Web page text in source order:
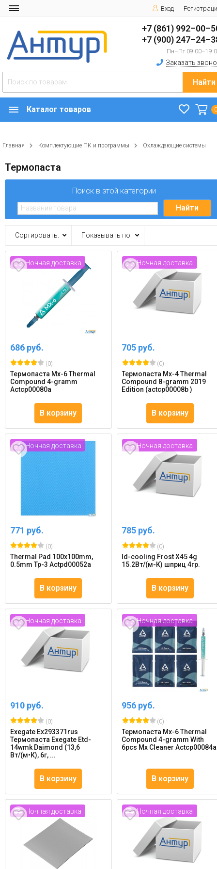
Вход
+7 (861)
+7 (900)
Пн–Пт
Заказать
Найти
Каталог товаров
Главная Комплектующие ПК и программы Охлаждающие системы
Термопаста
Поиск в этой категории
Сортировать: Показывать по:
Ночная доставка
686 руб.
(0)
Термопаста Mx-6 Thermal
Compound 4-gramm
Actcp00080a
В корзину
Ночная доставка
705 руб.
(0)
Термопаста Mx-4 Thermal
Compound 8-gramm 2019
Edition (actcp00008b )
В корзину
Ночная доставка
771 руб.
(0)
Thermal Pad 100x100mm,
0.5mm Tp-3 Actpd00052a
В корзину
Ночная доставка
785 руб.
(0)
Id-cooling Frost X45 4g
15.2Вт/(м-К) шприц 4гр.
В корзину
Ночная доставка
910 руб.
(0)
Exegate Ex293371rus
Термопаста Exegate Etd-
14wmk Daimond (13,6
Вт/(м•К), 6г, ...
В корзину
Ночная доставка
956 руб.
(0)
Термопаста Mx-6 Thermal
Compound 4-gramm With
6pcs Mx Cleaner Actcp00084a
В корзину
Ночная доставка Ночная доставка